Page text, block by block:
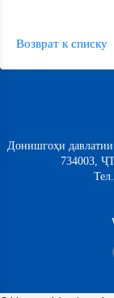
Возврат к списку
Донишгоҳи
734003,